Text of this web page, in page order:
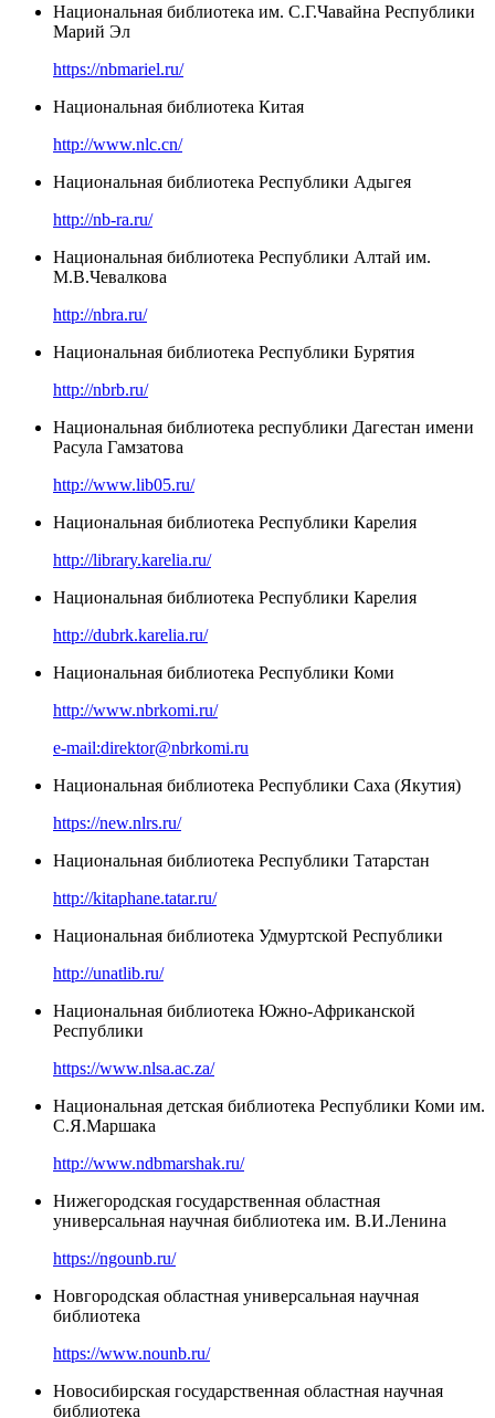
Национальная библиотека им. С.Г.Чавайна Республики
Марий Эл
https://nbmariel.ru/
Национальная библиотека Китая
http://www.nlc.cn/
Национальная библиотека Республики Адыгея
http://nb-ra.ru/
Национальная библиотека Республики Алтай им.
М.В.Чевалкова
http://nbra.ru/
Национальная библиотека Республики Бурятия
http://nbrb.ru/
Национальная библиотека республики Дагестан имени
Расула Гамзатова
http://www.lib05.ru/
Национальная библиотека Республики Карелия
http://library.karelia.ru/
Национальная библиотека Республики Карелия
http://dubrk.karelia.ru/
Национальная библиотека Республики Коми
http://www.nbrkomi.ru/
e-mail:direktor@nbrkomi.ru
Национальная библиотека Республики Саха (Якутия)
https://new.nlrs.ru/
Национальная библиотека Республики Татарстан
http://kitaphane.tatar.ru/
Национальная библиотека Удмуртской Республики
http://unatlib.ru/
Национальная библиотека Южно-Африканской
Республики
https://www.nlsa.ac.za/
Национальная детская библиотека Республики Коми им.
С.Я.Маршака
http://www.ndbmarshak.ru/
Нижегородская государственная областная
универсальная научная библиотека им. В.И.Ленина
https://ngounb.ru/
Новгородская областная универсальная научная
библиотека
https://www.nounb.ru/
Новосибирская государственная областная научная
библиотека